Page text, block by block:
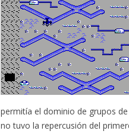
permitía el dominio de grupos
no tuvo la repercusión del